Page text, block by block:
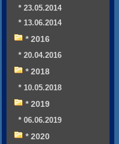
* 23.05.2014
* 13.06.2014
* 2016
* 20.04.2016
* 2018
* 10.05.2018
* 2019
* 06.06.2019
* 2020